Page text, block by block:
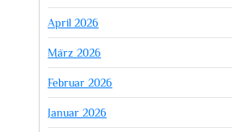
April 2026
März 2026
Februar 2026
Januar 2026